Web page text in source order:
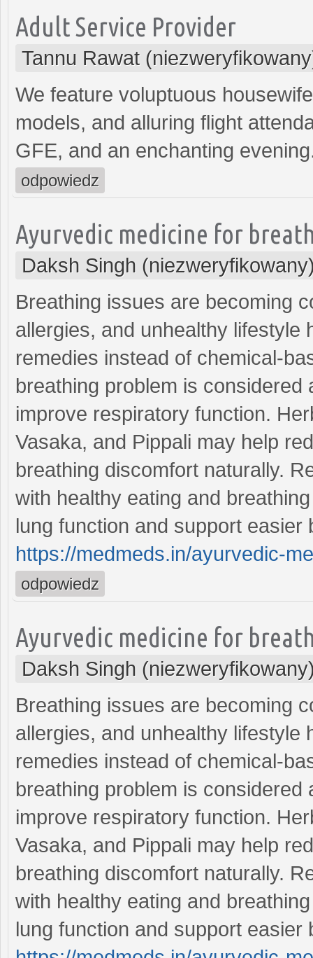
Adult Service Provider
Tannu Rawat
We feature voluptuous
models, and alluring flight
GFE, and an enchanting
odpowiedz
Ayurvedic medicine for
Daksh Singh
Breathing issues are becoming
allergies, and unhealthy lifestyle
remedies instead of chemical-
breathing problem is
improve respiratory function.
Vasaka, and Pippali may help
breathing discomfort naturally.
with healthy eating and
lung function and support easier
https://medmeds.in/ayurvedic-
odpowiedz
Ayurvedic medicine for
Daksh Singh
Breathing issues are becoming
allergies, and unhealthy lifestyle
remedies instead of chemical-
breathing problem is
improve respiratory function.
Vasaka, and Pippali may help
breathing discomfort naturally.
with healthy eating and
lung function and support easier